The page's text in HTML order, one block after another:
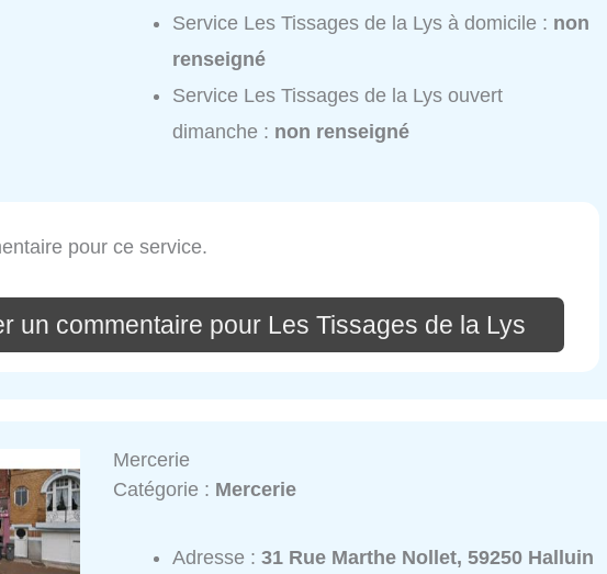
Service Les Tissages de la Lys à domicile : non
renseigné
Service Les Tissages de la Lys ouvert
dimanche : non renseigné
pour ce service.
un commentaire pour Les Tissages de la Lys
Mercerie
Catégorie : Mercerie
Adresse :31 Rue Marthe Nollet, 59250 Halluin